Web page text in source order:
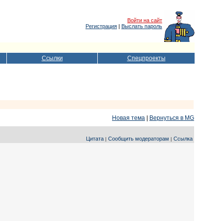
Войти на сайт
Регистрация | Выслать пароль
Ссылки Спецпроекты
Новая тема
Вернуться в MG
Цитата | Сообщить модераторам | Ссылка